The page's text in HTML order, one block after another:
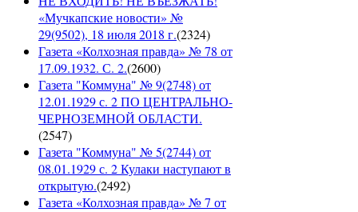
«Мучкапские новости» №
29(9502), 18 июля 2018 г.(2324)
Газета «Колхозная правда» № 78 от
17.09.1932. С. 2.(2600)
Газета "Коммуна" № 9(2748) от
12.01.1929 с. 2 ПО ЦЕНТРАЛЬНО-
ЧЕРНОЗЕМНОЙ ОБЛАСТИ.
(2547)
Газета "Коммуна" № 5(2744) от
08.01.1929 с. 2 Кулаки наступают в
открытую.(2492)
Газета «Колхозная правда» № 7 от